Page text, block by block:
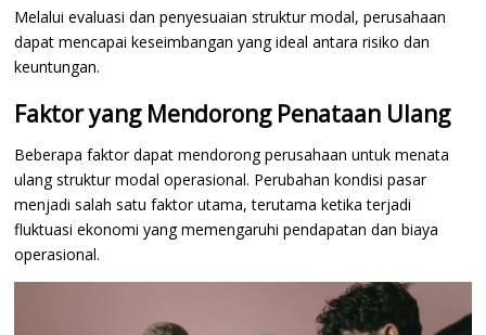
Melalui evaluasi dan penyesuaian struktur modal, perusahaan
dapat mencapai keseimbangan yang ideal antara risiko dan
keuntungan.
Faktor yang Mendorong Penataan Ulang
Beberapa faktor dapat mendorong perusahaan untuk menata
ulang struktur modal operasional. Perubahan kondisi pasar
menjadi salah satu faktor utama, terutama ketika terjadi
fluktuasi ekonomi yang memengaruhi pendapatan dan biaya
operasional.